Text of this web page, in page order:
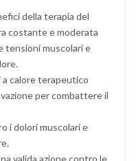
della terapia del
costante e moderata
tensioni muscolari e
calore terapeutico
per combattere il
i dolori muscolari e
valida azione contro le